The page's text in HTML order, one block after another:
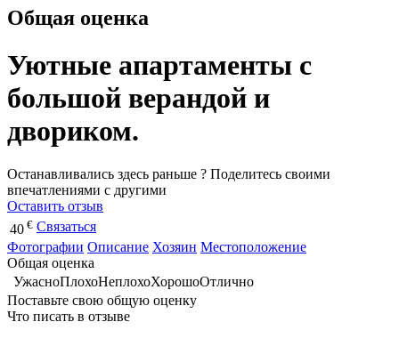
Общая оценка
Уютные апартаменты с
большой верандой и
двориком.
Останавливались здесь раньше ? Поделитесь своими
впечатлениями с другими
Оставить отзыв
40 € Связаться
Фотографии Описание Хозяин Местоположение
Общая оценка
УжасноПлохоНеплохоХорошоОтлично
Поставьте свою общую оценку
Что писать в отзыве